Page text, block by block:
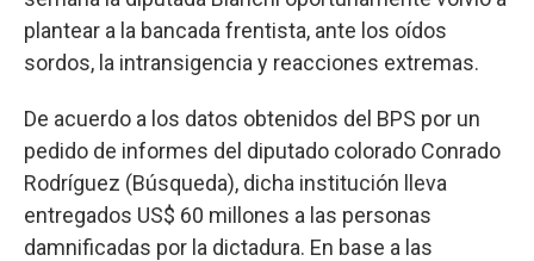
plantear a la bancada frentista, ante los oídos
sordos, la intransigencia y reacciones extremas.
De acuerdo a los datos obtenidos del BPS por un
pedido de informes del diputado colorado Conrado
Rodríguez (Búsqueda), dicha institución lleva
entregados US$ 60 millones a las personas
damnificadas por la dictadura. En base a las